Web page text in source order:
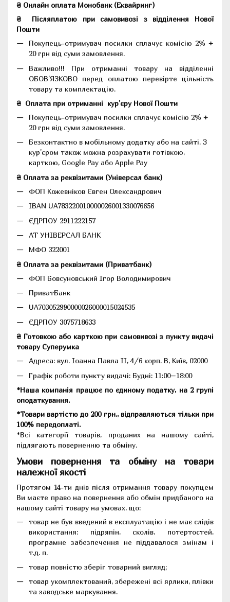
₴ Онлайн оплата Монобанк (Еквайринг)
₴
Післяплатою при самовивозі з відділення Нової
Пошти
Покупець-отримувач посилки сплачує комісію 2% +
20 грн від суми замовлення.
Важливо!!! При отриманні товару на відділенні
ОБОВ'ЯЗКОВО перед оплатою перевірте цільність
товару та комплектацію.
₴ Оплата при отриманні кур'єру Нової Пошти
Покупець-отримувач посилки сплачує комісію 2% +
20 грн від суми замовлення.
Безконтактно в мобільному додатку або на сайті. З
кур'єром також можна розрахувати готівкою,
карткою, Google Pay або Apple Pay
₴ Оплата за реквізитами (Універсал банк)
ФОП Кожевніков Євген Олександрович
IBAN UA783220010000026001330076656
ЄДРПОУ 2911222157
АТ УНІВЕРСАЛ БАНК
МФО 322001
₴ Оплата за реквізитами (Приватбанк)
ФОП Бовсуновський Ігор Володимирович
ПриватБанк
UA703052990000026000015024535
ЄДРПОУ 3075718633
₴ Готовкою або карткою при самовивозі з пункту видачі
товару Суперумка
Адреса: вул. Іоанна Павла II, 4/6 корп. В, Київ, 02000
Графік роботи пункту видачі: Будні: 11:00–18:00
*Наша компанія працює по єдиному податку, на 2 групі
оподаткування.
*Товари вартістю до 200 грн., відправляються тільки при
100% передоплаті.
*Всі категорії товарів, проданих на нашому сайті,
підлягають поверненню та обміну.
Умови повернення та обміну на товари
належної якості
Протягом 14-ти днів після отримання товару покупцем
Ви маєте право на повернення або обмін придбаного на
нашому сайті товару на умовах, що:
товар не був введений в експлуатацію і не має слідів
використання: підряпін, сколів, потертостей,
програмне забезпечення не піддавалося змінам і
т.д. п.
товар повністю зберіг товарний вигляд;
товар укомплектований, збережені всі ярлики, плівки
та заводське маркування.